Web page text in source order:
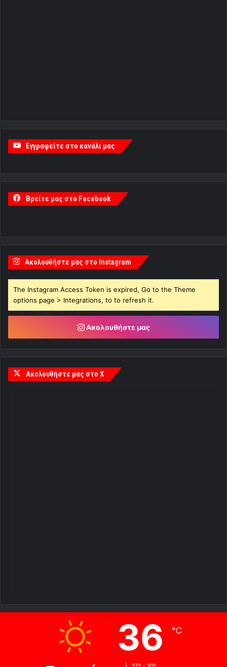
Εγγραφείτε στο κανάλι μας
Βρείτε μας στο Facebook
Ακολουθήστε μας στο Instagram
The Instagram Access Token is expired, Go to the Theme
options page > Integrations, to to refresh it.
Ακολουθήστε μας
Ακολουθήστε μας στο X
36 ℃